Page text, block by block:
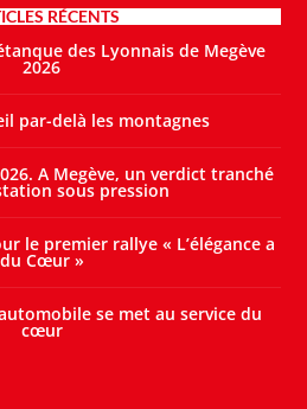
RÉCENTS
des Lyonnais de Megève
2026
par-delà les montagnes
A Megève, un verdict tranché
sous pression
le premier rallye « L’élégance a
du Cœur »
se met au service du
cœur